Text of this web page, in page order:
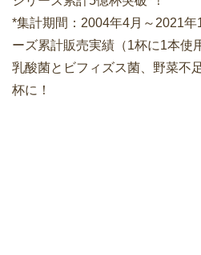
*集計期間：2004年4月～2021年
ーズ累計販売実績（1杯に1本使
乳酸菌とビフィズス菌、野菜不
杯に！